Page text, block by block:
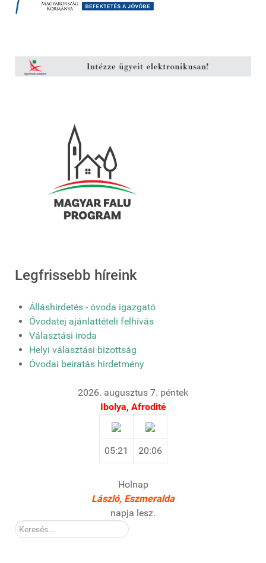
Legfrissebb híreink
Álláshirdetés - óvoda igazgató
Óvodatej ajánlattételi felhívás
Választási iroda
Helyi választási bizottság
Óvodai beíratás hirdetmény
2026. augusztus 7. péntek
Ibolya, Afrodité
05:21 20:06
Holnap
László, Eszmeralda
napja lesz.
Kereső: